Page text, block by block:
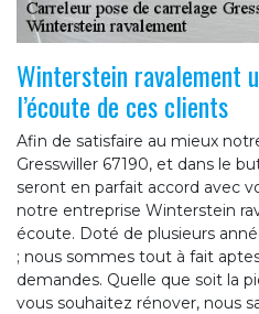
Winterstein ravalement
l’écoute de ces clients
Afin de satisfaire au mieux
Gresswiller 67190, et dans le
seront en parfait accord avec
notre entreprise Winterstein
écoute. Doté de plusieurs
; nous sommes tout à fait
demandes. Quelle que soit la
vous souhaitez rénover, nous